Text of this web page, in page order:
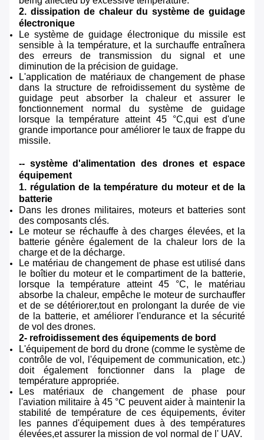
2. dissipation de chaleur du système de guidage
électronique
Le système de guidage électronique du missile est
sensible à la température, et la surchauffe entraînera
des erreurs de transmission du signal et une
diminution de la précision de guidage.
L'application de matériaux de changement de phase
dans la structure de refroidissement du système de
guidage peut absorber la chaleur et assurer le
fonctionnement normal du système de guidage
lorsque la température atteint 45 °C,qui est d'une
grande importance pour améliorer le taux de frappe du
missile.
-- système d'alimentation des drones et espace
équipement
1. régulation de la température du moteur et de la
batterie
Dans les drones militaires, moteurs et batteries sont
des composants clés.
Le moteur se réchauffe à des charges élevées, et la
batterie génère également de la chaleur lors de la
charge et de la décharge.
Le matériau de changement de phase est utilisé dans
le boîtier du moteur et le compartiment de la batterie,
lorsque la température atteint 45 °C, le matériau
absorbe la chaleur, empêche le moteur de surchauffer
et de se détériorer,tout en prolongant la durée de vie
de la batterie, et améliorer l'endurance et la sécurité
de vol des drones.
2- refroidissement des équipements de bord
L'équipement de bord du drone (comme le système de
contrôle de vol, l'équipement de communication, etc.)
doit également fonctionner dans la plage de
température appropriée.
Les matériaux de changement de phase pour
l'aviation militaire à 45 °C peuvent aider à maintenir la
stabilité de température de ces équipements, éviter
les pannes d'équipement dues à des températures
élevées,et assurer la mission de vol normal de l' UAV.